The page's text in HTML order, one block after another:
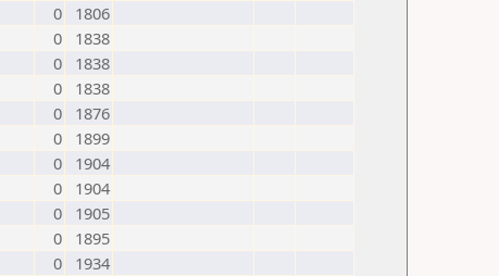
0
1806
0
1838
0
1838
0
1838
0
1876
0
1899
0
1904
0
1904
0
1905
0
1895
0
1934